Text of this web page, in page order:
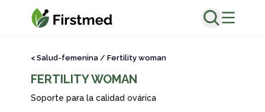
< Salud-femenina/ Fertility woman
FERTILITY WOMAN
Soporte para la calidad ovárica